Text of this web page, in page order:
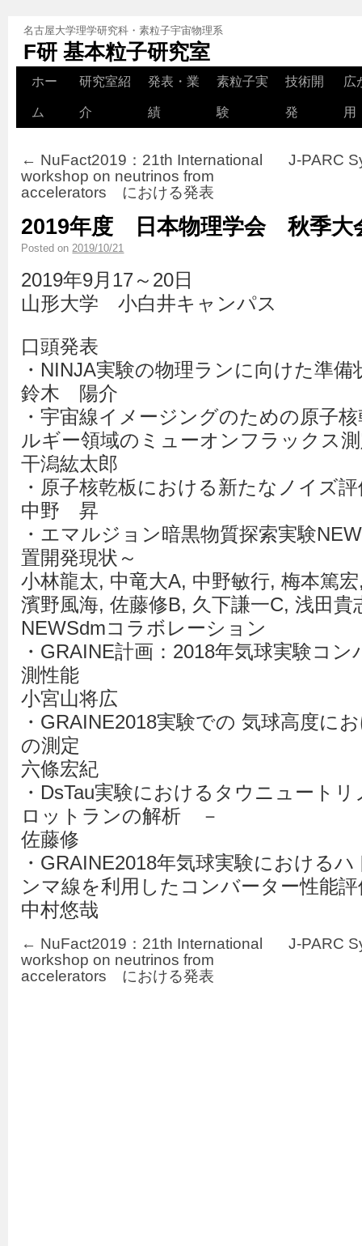
名古屋大学理学研究科・素粒子宇宙物理系
F研 基本粒子研究室
ホー
ム
研究室紹
介
発表・業
績
素粒子実
験
技術開
発
広
用
← NuFact2019：21th International
workshop on neutrinos from
accelerators における発表
J-PARC
2019年度 日本物理学会 秋季
Posted on 2019/10/21
2019年9月17～20日
山形大学 小白井キャンパス
口頭発表
・NINJA実験の物理ランに向けた準
鈴木 陽介
・宇宙線イメージングのための原子
ルギー領域のミューオンフラックス
干潟紘太郎
・原子核乾板における新たなノイズ
中野 昇
・エマルジョン暗黒物質探索実験
置開発現状～
小林龍太, 中竜大A, 中野敏行, 梅本篤
濱野風海, 佐藤修B, 久下謙一C, 浅田貴
NEWSdmコラボレーション
・GRAINE計画：2018年気球実験コ
測性能
小宮山将広
・GRAINE2018実験での 気球高度に
の測定
六條宏紀
・DsTau実験におけるタウニュート
ロットランの解析 －
佐藤修
・GRAINE2018年気球実験における
ンマ線を利用したコンバーター性能
中村悠哉
← NuFact2019：21th International
workshop on neutrinos from
accelerators における発表
J-PARC